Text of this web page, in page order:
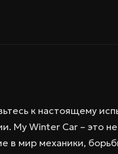
к настоящему
My Winter Car – это
в мир механики,